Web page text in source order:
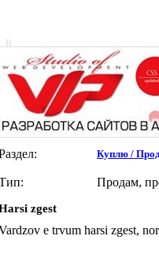
Куплю /
Продам,
zgest
e trvum harsi zgest, nor